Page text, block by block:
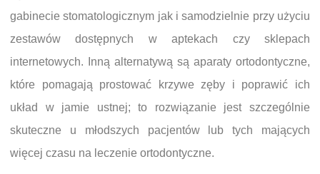
gabinecie stomatologicznym jak i samodzielnie przy użyciu
zestawów dostępnych w aptekach czy sklepach
internetowych. Inną alternatywą są aparaty ortodontyczne,
które pomagają prostować krzywe zęby i poprawić ich
układ w jamie ustnej; to rozwiązanie jest szczególnie
skuteczne u młodszych pacjentów lub tych mających
więcej czasu na leczenie ortodontyczne.